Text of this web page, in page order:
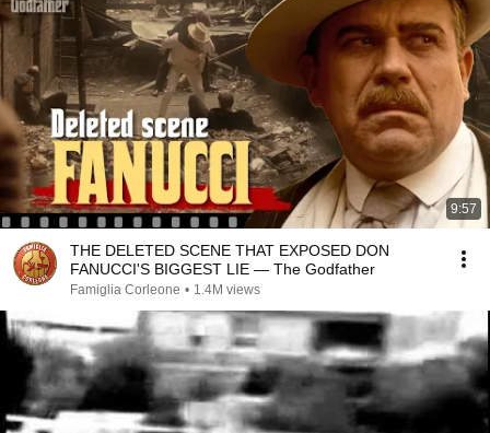
9:57
THE DELETED SCENE THAT EXPOSED DON
FANUCCI'S BIGGEST LIE — The Godfather
Famiglia Corleone • 1.4M views